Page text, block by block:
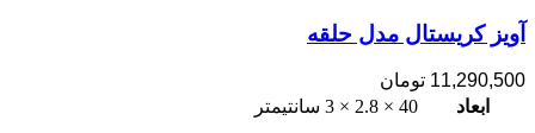
آویز کریستال مدل حلقه
11,290,500 تومان
ابعاد
40 × 2.8 × 3 سانتیمتر